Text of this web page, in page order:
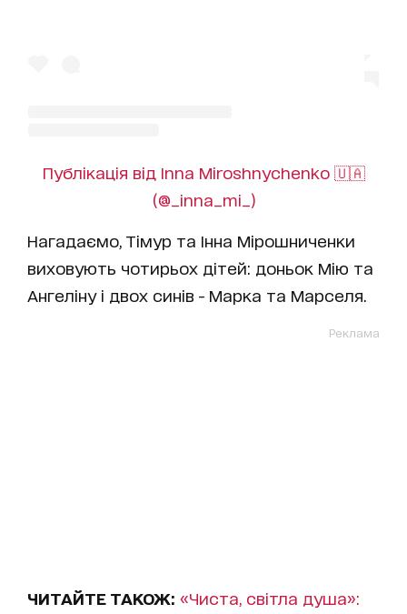
Публікація від Inna Miroshnychenko 🇺🇦
(@_inna_mi_)
Нагадаємо, Тімур та Інна Мірошниченки
виховують чотирьох дітей: доньок Мію та
Ангеліну і двох синів - Марка та Марселя.
Реклама
ЧИТАЙТЕ ТАКОЖ: «Чиста, світла душа»: